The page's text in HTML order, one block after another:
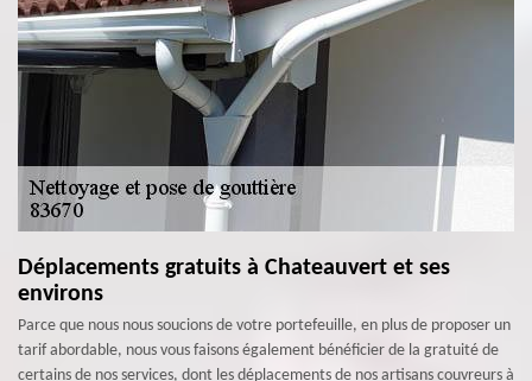
Déplacements gratuits à Chateauvert et ses
environs
Parce que nous nous soucions de votre portefeuille, en plus de proposer un
tarif abordable, nous vous faisons également bénéficier de la gratuité de
certains de nos services, dont les déplacements de nos artisans couvreurs à